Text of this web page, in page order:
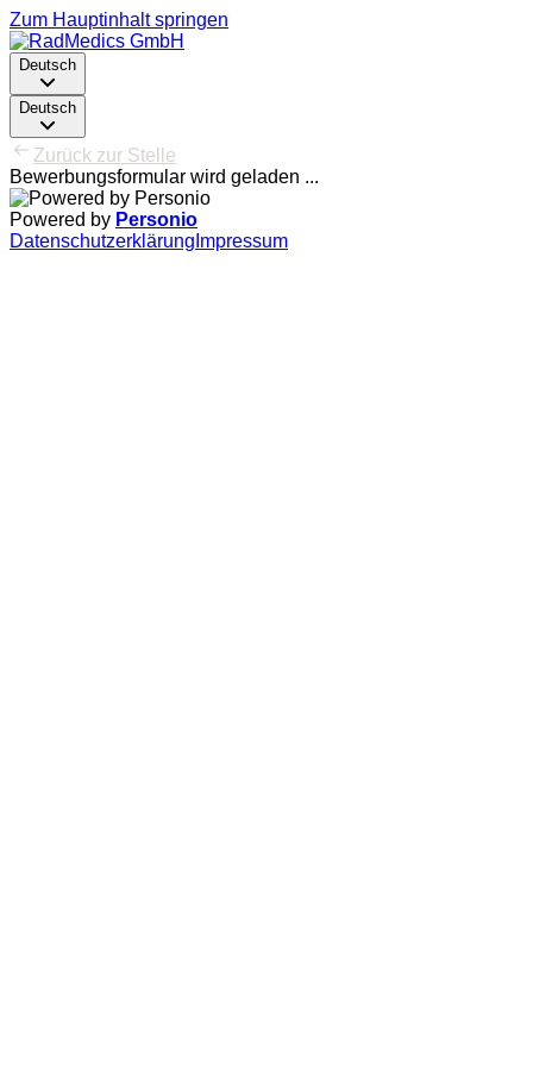
Zum Hauptinhalt springen
Deutsch
Deutsch
Zurück zur Stelle
Bewerbungsformular wird geladen ...
Powered by Personio
Datenschutzerklärung Impressum